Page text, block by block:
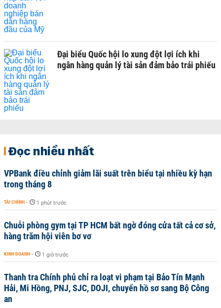
Đại biểu Quốc hội lo xung đột lợi ích khi
ngân hàng quản lý tài sản đảm bảo trái phiếu
Đọc nhiều nhất
VPBank điều chỉnh giảm lãi suất trên biểu tại nhiều kỳ hạn
trong tháng 8
TÀI CHÍNH - 1 phút trước
Chuỗi phòng gym tại TP HCM bất ngờ đóng cửa tất cả cơ sở,
hàng trăm hội viên bơ vơ
KINH DOANH - 1 giờ trước
Thanh tra Chính phủ chỉ ra loạt vi phạm tại Bảo Tín Mạnh
Hải, Mi Hồng, PNJ, SJC, DOJI, chuyển hồ sơ sang Bộ Công
an